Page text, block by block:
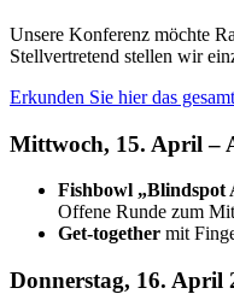
Unsere Konferenz möchte
Stellvertretend stellen wir
Erkunden Sie hier das
Mittwoch, 15. April –
Fishbowl „Blindspot
Offene Runde zum
Get-together mit
Donnerstag, 16. April